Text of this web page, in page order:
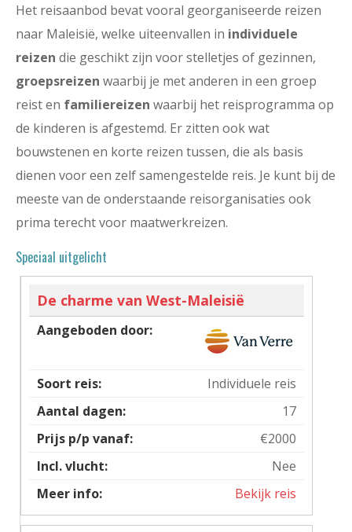
Het reisaanbod bevat vooral georganiseerde reizen
naar Maleisië, welke uiteenvallen in individuele
reizen die geschikt zijn voor stelletjes of gezinnen,
groepsreizen waarbij je met anderen in een groep
reist en familiereizen waarbij het reisprogramma op
de kinderen is afgestemd. Er zitten ook wat
bouwstenen en korte reizen tussen, die als basis
dienen voor een zelf samengestelde reis. Je kunt bij de
meeste van de onderstaande reisorganisaties ook
prima terecht voor maatwerkreizen.
Speciaal uitgelicht
De charme van West-Maleisië
Individuele reis
17
€2000
Nee
Bekijk reis